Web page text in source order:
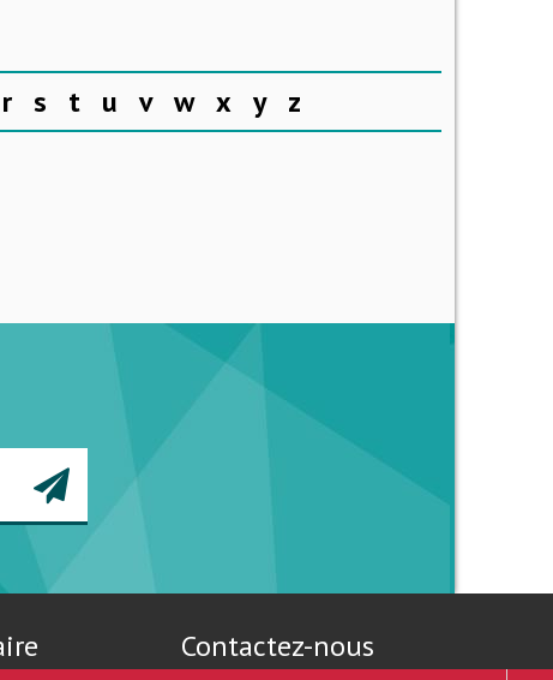
r s t u v w x y z
Contactez-nous